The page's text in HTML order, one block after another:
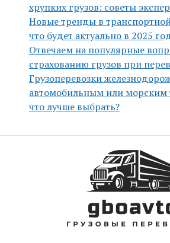
хрупких грузов: советы
Новые тренды в
что будет актуально в 2025
Отвечаем на популярные
страхованию грузов при
Грузоперевозки
автомобильным или морским
что лучше выбрать?